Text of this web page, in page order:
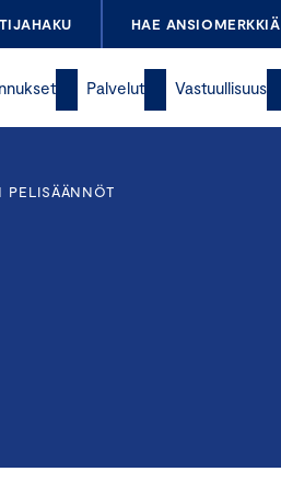
HAE ANSIOMERKKIÄ
Palvelut Vastuullisuus
PELISÄÄNNÖT